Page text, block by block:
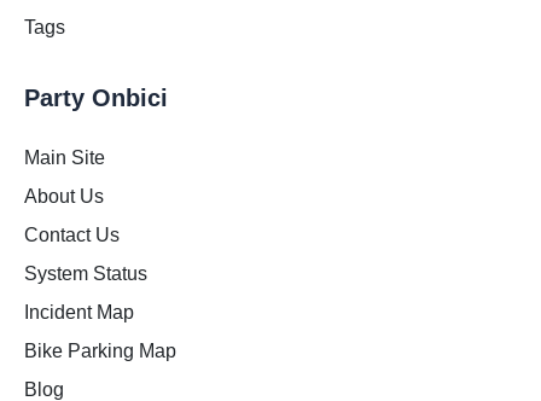
Tags
Party Onbici
Main Site
About Us
Contact Us
System Status
Incident Map
Bike Parking Map
Blog